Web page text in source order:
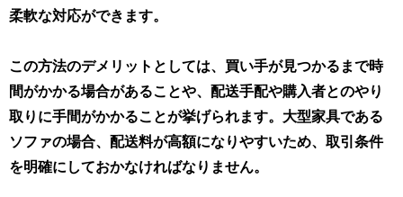
柔軟な対応ができます。
この方法のデメリットとしては、買い手が見つかるまで時
間がかかる場合があることや、配送手配や購入者とのやり
取りに手間がかかることが挙げられます。大型家具である
ソファの場合、配送料が高額になりやすいため、取引条件
を明確にしておかなければなりません。